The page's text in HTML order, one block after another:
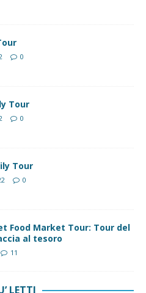
0
Tour
0
Tour
0
Food Market Tour: Tour del
al tesoro
11
LETTI